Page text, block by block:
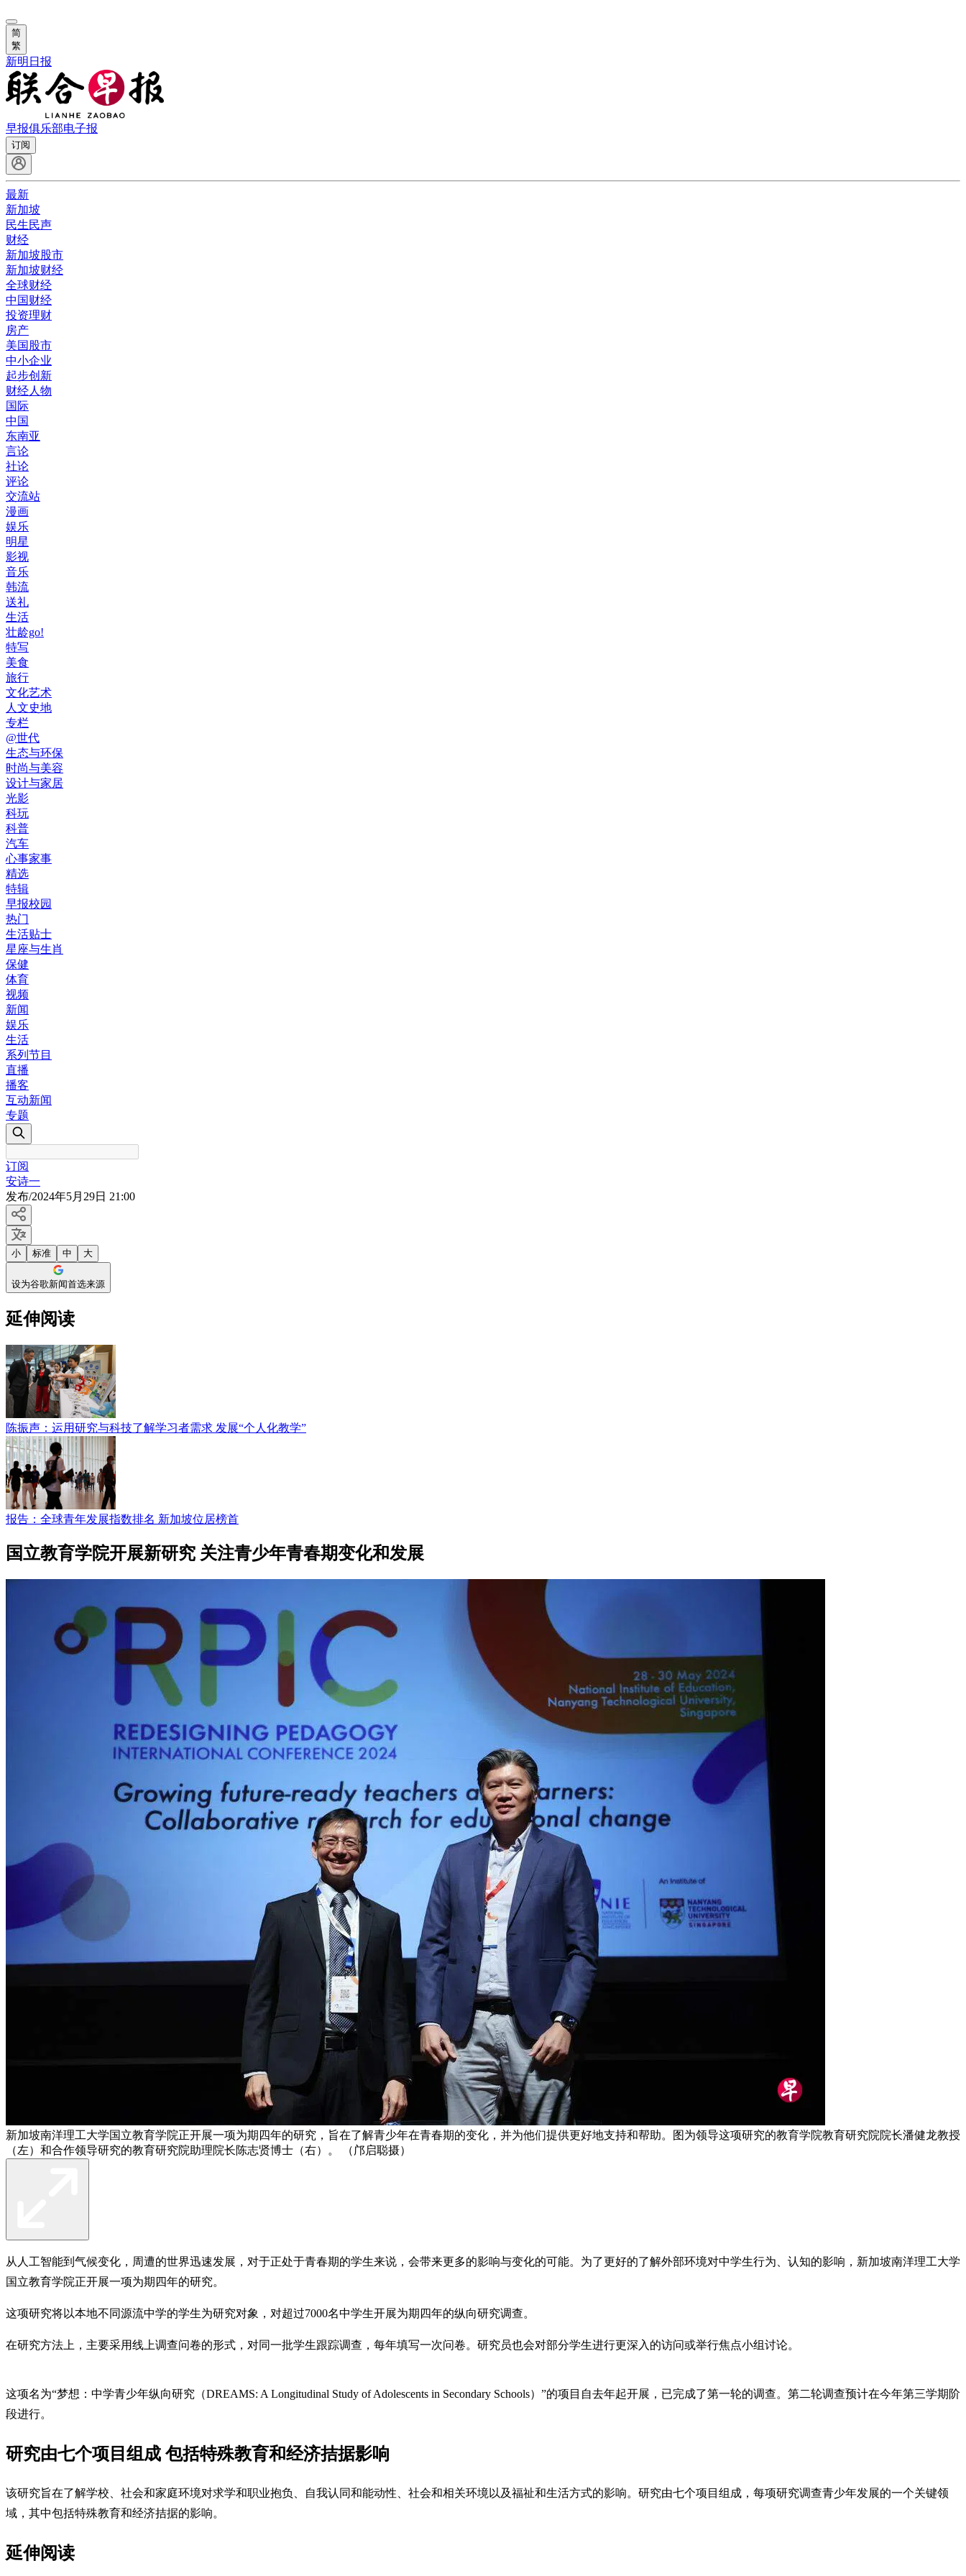
简
繁
新明日报
早报俱乐部电子报
订阅
最新
新加坡
民生民声
财经
新加坡股市
新加坡财经
全球财经
中国财经
投资理财
房产
美国股市
中小企业
起步创新
财经人物
国际
中国
东南亚
言论
社论
评论
交流站
漫画
娱乐
明星
影视
音乐
韩流
送礼
生活
壮龄go!
特写
美食
旅行
文化艺术
人文史地
专栏
@世代
生态与环保
时尚与美容
设计与家居
光影
科玩
科普
汽车
心事家事
精选
特辑
早报校园
热门
生活贴士
星座与生肖
保健
体育
视频
新闻
娱乐
生活
系列节目
直播
播客
互动新闻
专题
订阅
安诗一
发布/2024年5月29日 21:00
小 标准 中 大
设为谷歌新闻首选来源
延伸阅读
陈振声：运用研究与科技了解学习者需求 发展“个人化教学”
报告：全球青年发展指数排名 新加坡位居榜首
国立教育学院开展新研究 关注青少年青春期变化和发展
新加坡南洋理工大学国立教育学院正开展一项为期四年的研究，旨在了解青少年在青春期的变化，并为他们提供更好地支持和帮助。图为领导这项研究的教育学院教育研究院院长潘健龙教授
（左）和合作领导研究的教育研究院助理院长陈志贤博士（右）。 （邝启聪摄）
从人工智能到气候变化，周遭的世界迅速发展，对于正处于青春期的学生来说，会带来更多的影响与变化的可能。为了更好的了解外部环境对中学生行为、认知的影响，新加坡南洋理工大学
国立教育学院正开展一项为期四年的研究。
这项研究将以本地不同源流中学的学生为研究对象，对超过7000名中学生开展为期四年的纵向研究调查。
在研究方法上，主要采用线上调查问卷的形式，对同一批学生跟踪调查，每年填写一次问卷。研究员也会对部分学生进行更深入的访问或举行焦点小组讨论。
这项名为“梦想：中学青少年纵向研究（DREAMS: A Longitudinal Study of Adolescents in Secondary Schools）”的项目自去年起开展，已完成了第一轮的调查。第二轮调查预计在今年第三学期阶
段进行。
研究由七个项目组成 包括特殊教育和经济拮据影响
该研究旨在了解学校、社会和家庭环境对求学和职业抱负、自我认同和能动性、社会和相关环境以及福祉和生活方式的影响。研究由七个项目组成，每项研究调查青少年发展的一个关键领
域，其中包括特殊教育和经济拮据的影响。
延伸阅读